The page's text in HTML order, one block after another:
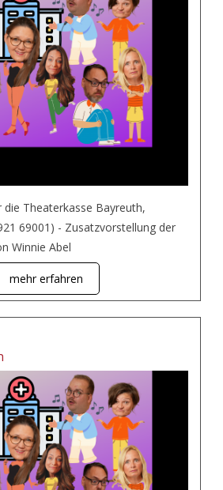
die Theaterkasse Bayreuth,
69001) - Zusatzvorstellung der
Winnie Abel
mehr erfahren